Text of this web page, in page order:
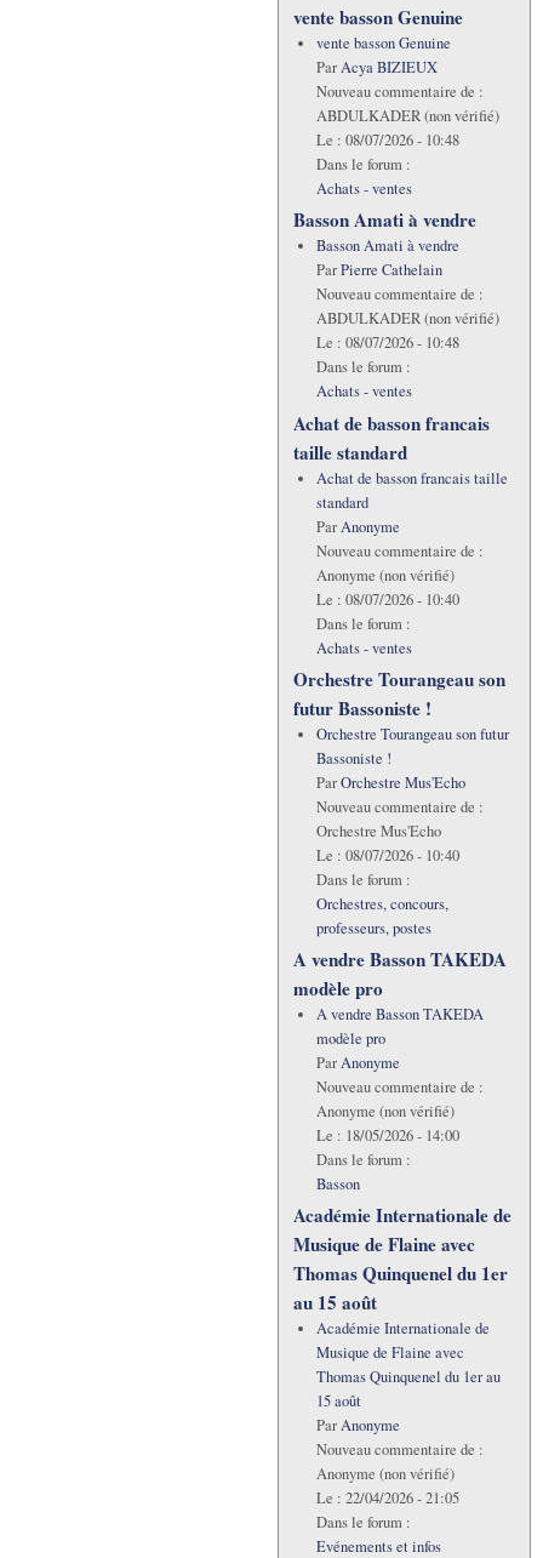
vente basson Genuine
vente basson Genuine
ParAcya BIZIEUX
Nouveau commentaire de :
ABDULKADER (non vérifié)
Le : 08/07/2026 - 10:48
Dans le forum :
Achats - ventes
Basson Amati à vendre
Basson Amati à vendre
ParPierre Cathelain
Nouveau commentaire de :
ABDULKADER (non vérifié)
Le : 08/07/2026 - 10:48
Dans le forum :
Achats - ventes
Achat de basson francais
taille standard
Achat de basson francais taille
standard
ParAnonyme
Nouveau commentaire de :
Anonyme (non vérifié)
Le : 08/07/2026 - 10:40
Dans le forum :
Achats - ventes
Orchestre Tourangeau son
futur Bassoniste !
Orchestre Tourangeau son futur
Bassoniste !
ParOrchestre Mus'Echo
Nouveau commentaire de :
Orchestre Mus'Echo
Le : 08/07/2026 - 10:40
Dans le forum :
Orchestres, concours,
professeurs, postes
A vendre Basson TAKEDA
modèle pro
A vendre Basson TAKEDA
modèle pro
ParAnonyme
Nouveau commentaire de :
Anonyme (non vérifié)
Le : 18/05/2026 - 14:00
Dans le forum :
Basson
Académie Internationale de
Musique de Flaine avec
Thomas Quinquenel du 1er
au 15 août
Académie Internationale de
Musique de Flaine avec
Thomas Quinquenel du 1er au
15 août
ParAnonyme
Nouveau commentaire de :
Anonyme (non vérifié)
Le : 22/04/2026 - 21:05
Dans le forum :
Evénements et infos